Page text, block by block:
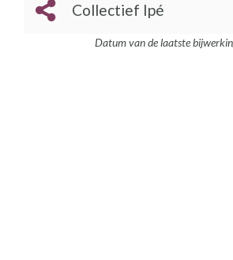
Collectief Ipé
Datum van de laatste